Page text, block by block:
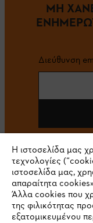
ΜΗ
Διεύθυνση
Η ιστοσελίδα μας
τεχνολογίες
ιστοσελίδα μας,
απαραίτητα
Άλλα cookies που
της φιλικότητας
εξατομικευμένου